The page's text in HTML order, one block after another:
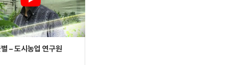
– 도시농업 연구원